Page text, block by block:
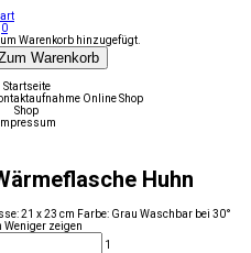
0
Warenkorb hinzugefügt.
Warenkorb
Startseite
Online Shop
Shop
Impressum
Huhn
21 x 23 cm Farbe: Grau Waschbar bei 30°
Weniger zeigen
1